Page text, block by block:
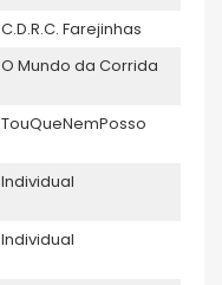
C.D.R.C. Farejinhas
O Mundo da Corrida
TouQueNemPosso
Individual
Individual